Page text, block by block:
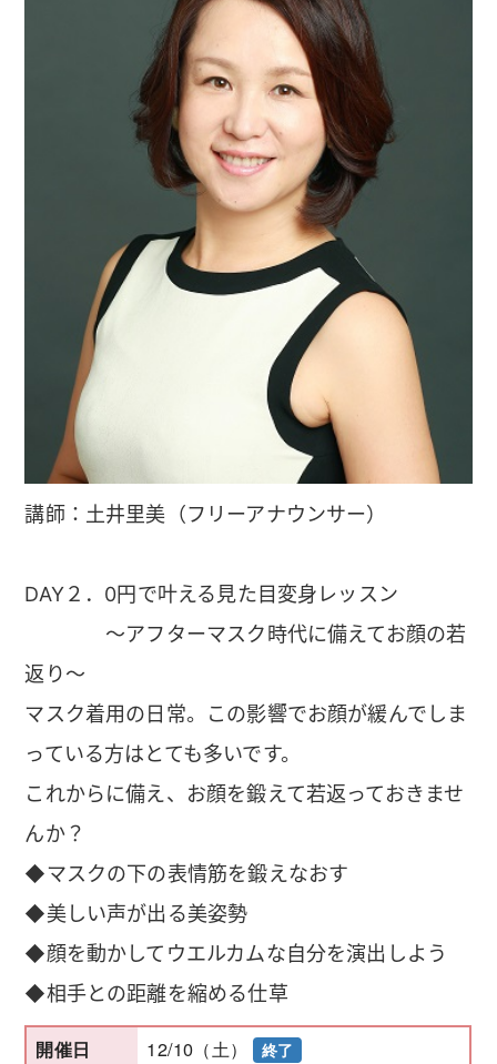
講師：土井里美（フリーアナウンサー）
DAY２．0円で叶える見た目変身レッスン
～アフターマスク時代に備えてお顔の若
返り～
マスク着用の日常。この影響でお顔が緩んでしま
っている方はとても多いです。
これからに備え、お顔を鍛えて若返っておきませ
んか？
◆マスクの下の表情筋を鍛えなおす
◆美しい声が出る美姿勢
◆顔を動かしてウエルカムな自分を演出しよう
◆相手との距離を縮める仕草
開催日 12/10（土） 終了